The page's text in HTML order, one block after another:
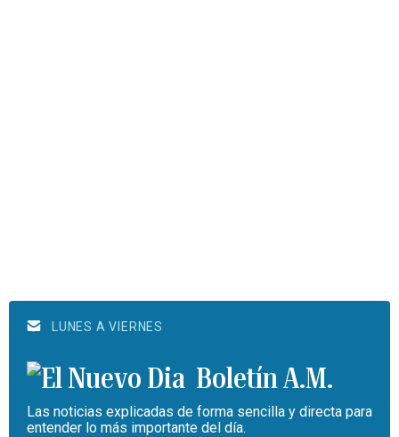
LUNES A VIERNES
Boletín A.M.
Las noticias explicadas de forma sencilla y directa para
entender lo más importante del día.